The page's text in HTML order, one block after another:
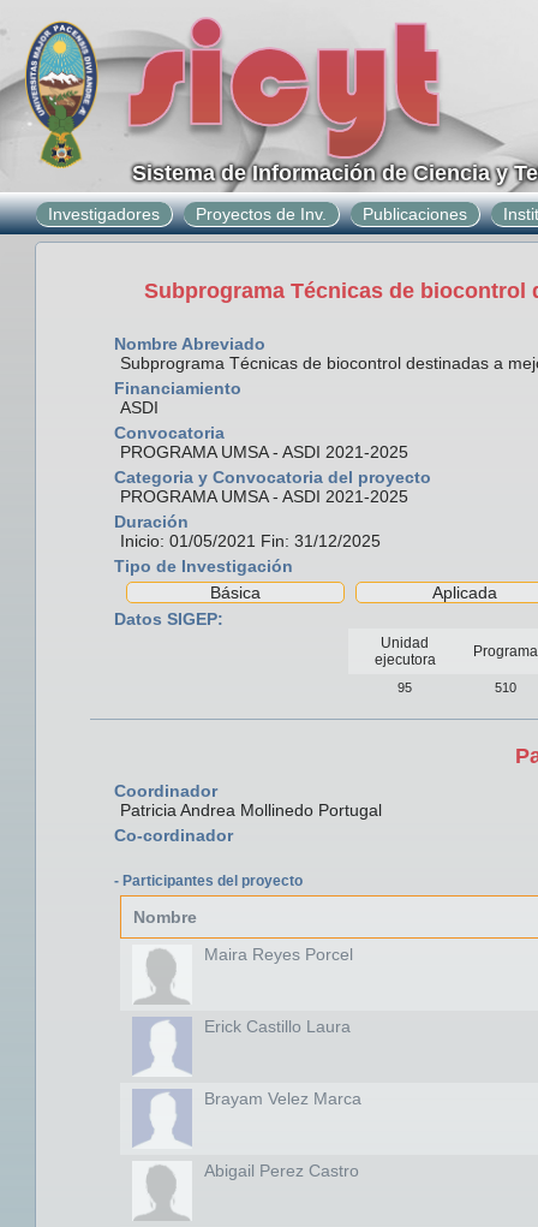
Sistema de Información de Ciencia y
Investigadores Proyectos de Inv. Publicaciones
Subprograma Técnicas de
Nombre Abreviado
Subprograma Técnicas de biocontrol destinadas a
Financiamiento
ASDI
Convocatoria
PROGRAMA UMSA - ASDI 2021-2025
Categoria y Convocatoria del proyecto
PROGRAMA UMSA - ASDI 2021-2025
Duración
Inicio: 01/05/2021 Fin: 31/12/2025
Tipo de Investigación
Básica
Aplicada
Datos SIGEP:
Unidad
ejecutora
Programa
95 510
Coordinador
Patricia Andrea Mollinedo Portugal
Co-cordinador
- Participantes del proyecto
Nombre
Maira Reyes Porcel
Erick Castillo Laura
Brayam Velez Marca
Abigail Perez Castro